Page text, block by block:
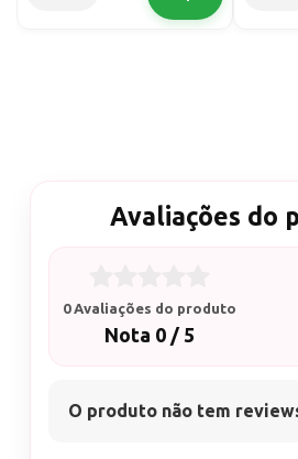
Avaliações do
0 Avaliações do produto
Nota 0 / 5
O produto não tem